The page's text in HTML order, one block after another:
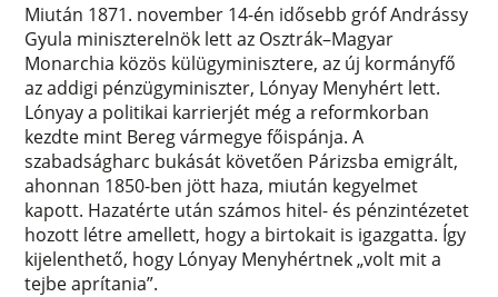
Miután 1871. november 14-én idősebb gróf Andrássy
Gyula miniszterelnök lett az Osztrák–Magyar
Monarchia közös külügyminisztere, az új kormányfő
az addigi pénzügyminiszter, Lónyay Menyhért lett.
Lónyay a politikai karrierjét még a reformkorban
kezdte mint Bereg vármegye főispánja. A
szabadságharc bukását követően Párizsba emigrált,
ahonnan 1850-ben jött haza, miután kegyelmet
kapott. Hazatérte után számos hitel- és pénzintézetet
hozott létre amellett, hogy a birtokait is igazgatta. Így
kijelenthető, hogy Lónyay Menyhértnek „volt mit a
tejbe aprítania”.